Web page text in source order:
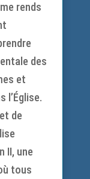
rends
des
et
l’Église.
de
II, une
tous